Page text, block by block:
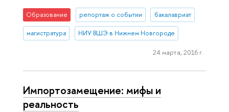
Образование репортаж о событии бакалавриат
магистратура НИУ ВШЭ в Нижнем Новгороде
24 марта, 2016 г.
Импортозамещение: мифы и
реальность